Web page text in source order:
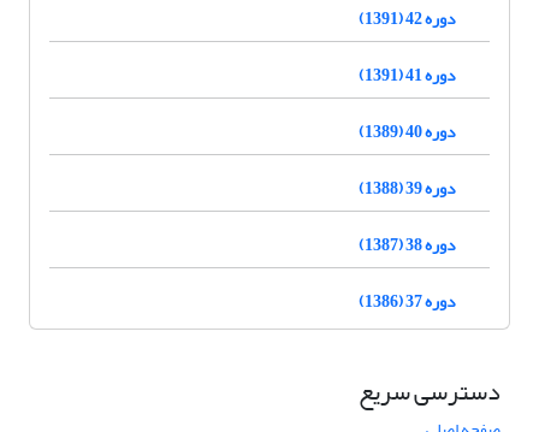
دوره 42 (1391)
دوره 41 (1391)
دوره 40 (1389)
دوره 39 (1388)
دوره 38 (1387)
دوره 37 (1386)
دسترسی سریع